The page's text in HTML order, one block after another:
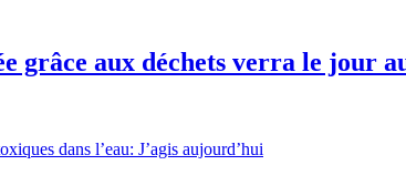
grâce aux déchets verra le jour
dans l’eau: J’agis aujourd’hui